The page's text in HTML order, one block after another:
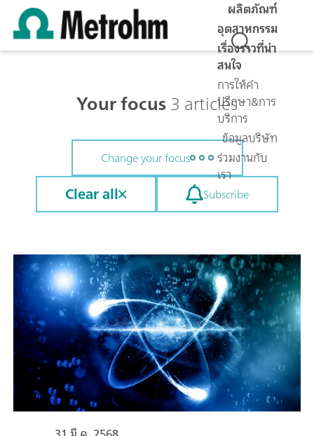
ผลิตภัณฑ์
อุตสาหกรรม
เรื่องราวที่น่า
สนใจ
การให้คำ
ปรึกษา&การ
บริการ
ข้อมูลบริษัท
ร่วมงานกับ
เรา
Your focus3 articles
Change your focus
Clear all Subscribe